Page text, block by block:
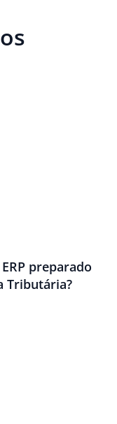
preparado
Tributária?